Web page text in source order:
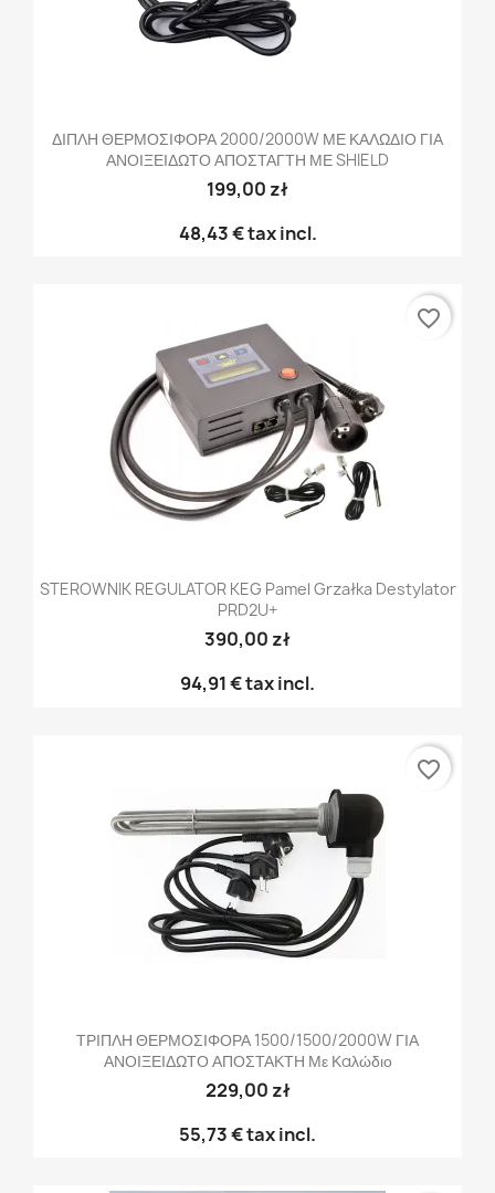
ΔΙΠΛΗ ΘΕΡΜΟΣΙΦΟΡΑ 2000/2000W ΜΕ ΚΑΛΩΔΙΟ ΓΙΑ
ΑΝΟΙΞΕΙΔΩΤΟ ΑΠΟΣΤΑΓΤΗ ΜΕ SHIELD
199,00 zł
48,43 €tax incl.
STEROWNIK REGULATOR KEG Pamel Grzałka Destylator
PRD2U+
390,00 zł
94,91 €tax incl.
favorite_border
ΤΡΙΠΛΗ ΘΕΡΜΟΣΙΦΟΡΑ 1500/1500/2000W ΓΙΑ
ΑΝΟΙΞΕΙΔΩΤΟ ΑΠΟΣΤΑΚΤΗ Με Καλώδιο
229,00 zł
55,73 €tax incl.
favorite_border